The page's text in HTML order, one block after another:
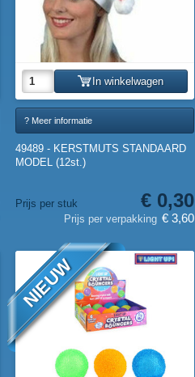
In winkelwagen
? Meer informatie
49489 - KERSTMUTS STANDAARD
MODEL (12st.)
Prijs per stuk € 0,30
Prijs per verpakking € 3,60
NIEUW